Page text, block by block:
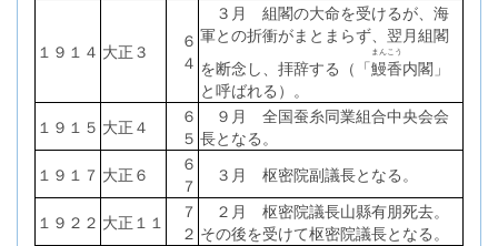
１９１４ 大正３
６
４
３月 組閣の大命を受けるが、海
軍との折衝がまとまらず、翌月組閣
を断念し、拝辞する（「鰻香
まんこう
内閣」
と呼ばれる）。
１９１５ 大正４
６
５
９月 全国蚕糸同業組合中央会会
長となる。
１９１７ 大正６
６
７
３月 枢密院副議長となる。
１９２２ 大正１１
７
２
２月 枢密院議長山縣有朋死去。
その後を受けて枢密院議長となる。